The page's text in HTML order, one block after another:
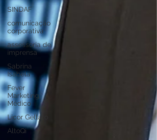
SINDAF
comunicação
corporativa
assessoria de
imprensa
Sabrina
Isabela
Fever
Marketing
Médico
Licor Gellato
AltoQi